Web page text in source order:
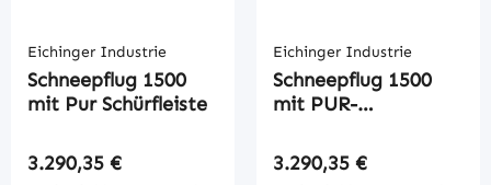
Eichinger Industrie
Schneepflug 1500
mit Pur Schürfleiste
Regulärer Preis:
3.290,35 €
Eichinger Industrie
Schneepflug 1500
mit PUR-
Regulärer Preis:
3.290,35 €